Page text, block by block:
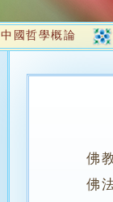
中國哲學概論
佛
佛法教